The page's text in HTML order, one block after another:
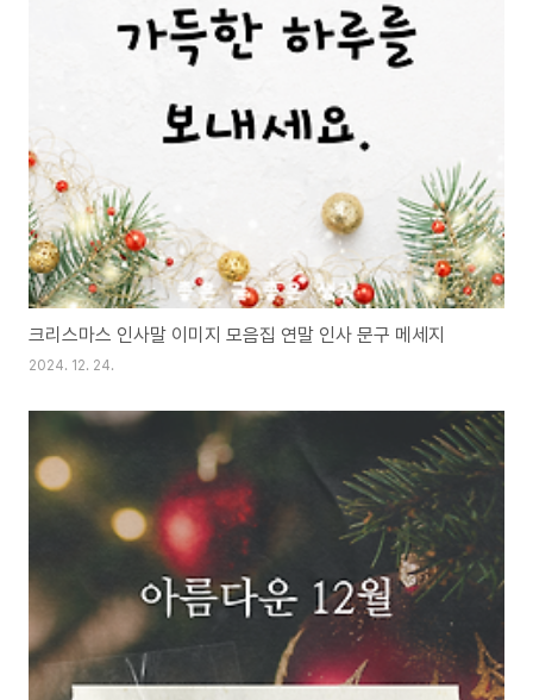
크리스마스 인사말 이미지 모음집 연말 인사 문구 메세지
2024. 12. 24.